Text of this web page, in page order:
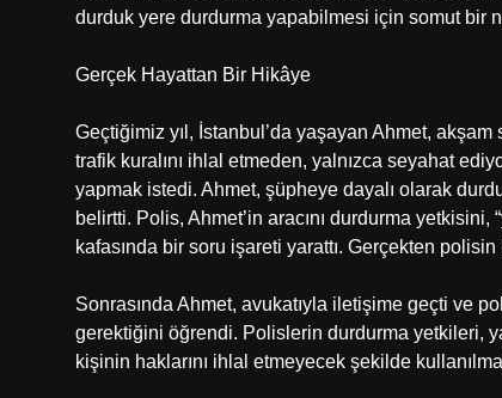
durduk yere durdurma yapabilmesi için somut bir
Gerçek Hayattan Bir Hikâye
Geçtiğimiz yıl, İstanbul’da yaşayan Ahmet,
trafik kuralını ihlal etmeden, yalnızca seyahat
yapmak istedi. Ahmet, şüpheye dayalı olarak
belirtti. Polis, Ahmet’in aracını durdurma
kafasında bir soru işareti yarattı. Gerçekten
Sonrasında Ahmet, avukatıyla iletişime geçti ve
gerektiğini öğrendi. Polislerin durdurma yetkileri,
kişinin haklarını ihlal etmeyecek şekilde